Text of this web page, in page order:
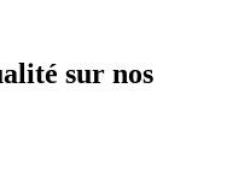
sur nos